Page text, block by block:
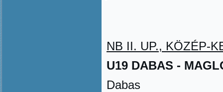
NB II. UP., KÖZÉP-
U19 DABAS -
Dabas